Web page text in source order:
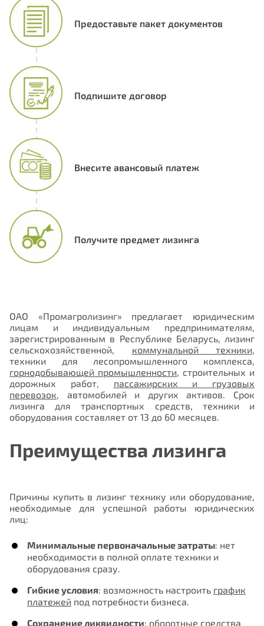
Предоставьте пакет документов
Подпишите договор
Внесите авансовый платеж
Получите предмет лизинга
ОАО «Промагролизинг» предлагает юридическим
лицам и индивидуальным предпринимателям,
зарегистрированным в Республике Беларусь, лизинг
сельскохозяйственной, коммунальной техники,
техники для лесопромышленного комплекса,
горнодобывающей промышленности, строительных и
дорожных работ, пассажирских и грузовых
перевозок, автомобилей и других активов. Срок
лизинга для транспортных средств, техники и
оборудования составляет от 13 до 60 месяцев.
Преимущества лизинга
Причины купить в лизинг технику или оборудование,
необходимые для успешной работы юридических
лиц:
Минимальные первоначальные затраты: нет
необходимости в полной оплате техники и
оборудования сразу.
Гибкие условия: возможность настроить график
платежей под потребности бизнеса.
Сохранение ликвидности: оборотные средства